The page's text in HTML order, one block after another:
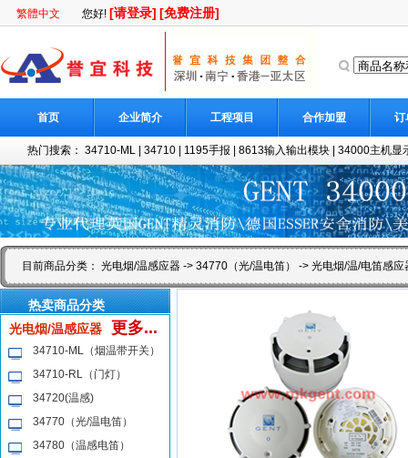
繁體中文 您好! [请登录] [免费注册]
首页 企业简介 工程项目 合作加盟 订
热门搜索： 34710-ML 34710 1195手报 8613输入输出模块 34000主机显
目前商品分类： 光电烟/温感应器 -> 34770（光/温电笛） -> 光电烟/温/电笛感
热卖商品分类
光电烟/温感应器
更多...
34710-ML（烟温带开关）
34710-RL（门灯）
34720(温感)
34770（光/温电笛）
34780（温感电笛）